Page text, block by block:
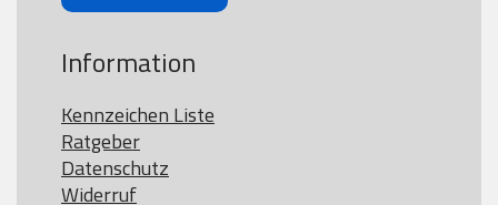
Information
Kennzeichen Liste
Ratgeber
Datenschutz
Widerruf